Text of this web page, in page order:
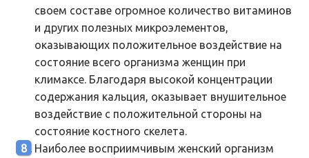
своем составе огромное количество витаминов
и других полезных микроэлементов,
оказывающих положительное воздействие на
состояние всего организма женщин при
климаксе. Благодаря высокой концентрации
содержания кальция, оказывает внушительное
воздействие с положительной стороны на
состояние костного скелета.
Наиболее восприимчивым женский организм